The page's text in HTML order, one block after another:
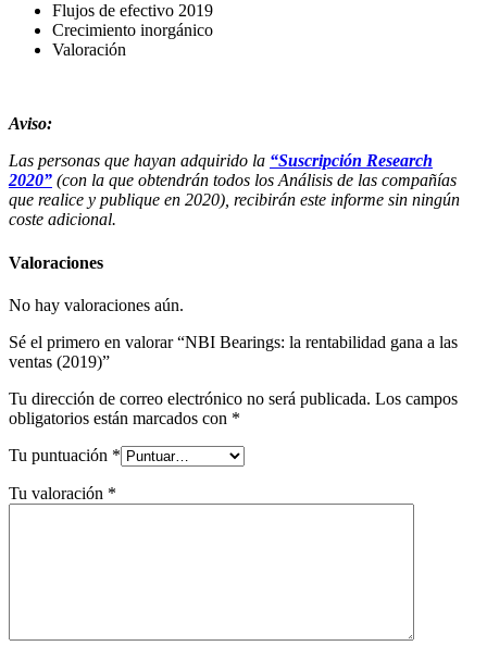
Flujos de efectivo 2019
Crecimiento inorgánico
Valoración
Aviso:
Las personas que hayan adquirido la “Suscripción Research
2020” (con la que obtendrán todos los Análisis de las compañías
que realice y publique en 2020), recibirán este informe sin ningún
coste adicional.
Valoraciones
No hay valoraciones aún.
Sé el primero en valorar “NBI Bearings: la rentabilidad gana a las
ventas (2019)”
Tu dirección de correo electrónico no será publicada. Los campos
obligatorios están marcados con *
Tu puntuación *
Tu valoración *